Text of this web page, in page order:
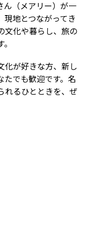
ん（メアリー）が一
現地とつながってき
文化や暮らし、旅の
化が好きな方、新し
たでも歓迎です。名
れるひとときを、ぜ